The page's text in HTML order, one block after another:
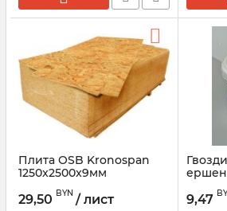
Плита OSB Kronospan
1250x2500x9мм
29,50 BYN / лист
1кг
9,47